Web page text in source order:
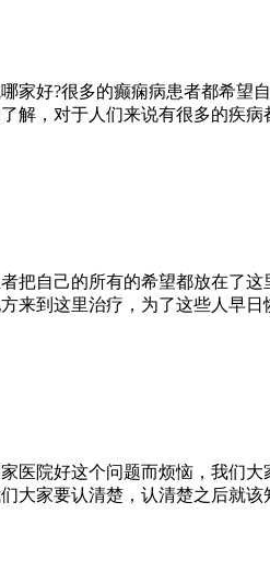
家好?很多的癫痫病患者都希望
解，对于人们来说有很多的疾
把自己的所有的希望都放在了
来到这里治疗，为了这些人早
医院好这个问题而烦恼，我们
大家要认清楚，认清楚之后就